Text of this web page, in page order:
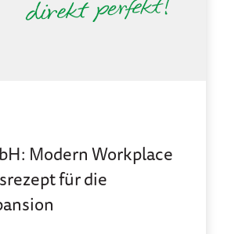
Modern Workplace
für die